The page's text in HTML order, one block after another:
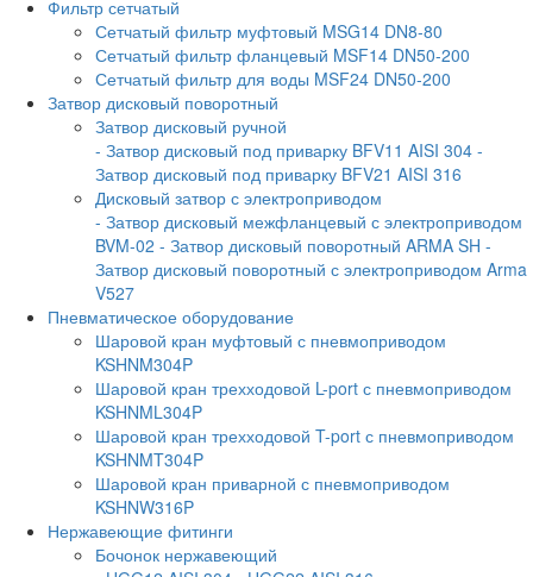
Фильтр сетчатый
Сетчатый фильтр муфтовый MSG14 DN8-80
Сетчатый фильтр фланцевый MSF14 DN50-200
Сетчатый фильтр для воды MSF24 DN50-200
Затвор дисковый поворотный
Затвор дисковый ручной
- Затвор дисковый под приварку BFV11 AISI 304 -
Затвор дисковый под приварку BFV21 AISI 316
Дисковый затвор с электроприводом
- Затвор дисковый межфланцевый с электроприводом
BVM-02 - Затвор дисковый поворотный ARMA SH -
Затвор дисковый поворотный с электроприводом Arma
V527
Пневматическое оборудование
Шаровой кран муфтовый с пневмоприводом
KSHNM304P
Шаровой кран трехходовой L-port с пневмоприводом
KSHNML304P
Шаровой кран трехходовой T-port с пневмоприводом
KSHNMT304P
Шаровой кран приварной с пневмоприводом
KSHNW316P
Нержавеющие фитинги
Бочонок нержавеющий